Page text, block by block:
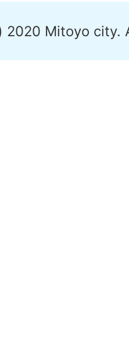
2020 Mitoyo city.